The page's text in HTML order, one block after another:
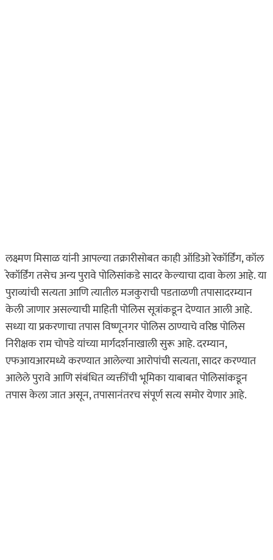
लक्ष्मण मिसाळ यांनी आपल्या तक्रारीसोबत काही ऑडिओ रेकॉर्डिंग, कॉल
रेकॉर्डिंग तसेच अन्य पुरावे पोलिसांकडे सादर केल्याचा दावा केला आहे. या
पुराव्यांची सत्यता आणि त्यातील मजकुराची पडताळणी तपासादरम्यान
केली जाणार असल्याची माहिती पोलिस सूत्रांकडून देण्यात आली आहे.
सध्या या प्रकरणाचा तपास विष्णूनगर पोलिस ठाण्याचे वरिष्ठ पोलिस
निरीक्षक राम चोपडे यांच्या मार्गदर्शनाखाली सुरू आहे. दरम्यान,
एफआयआरमध्ये करण्यात आलेल्या आरोपांची सत्यता, सादर करण्यात
आलेले पुरावे आणि संबंधित व्यक्तींची भूमिका याबाबत पोलिसांकडून
तपास केला जात असून, तपासानंतरच संपूर्ण सत्य समोर येणार आहे.